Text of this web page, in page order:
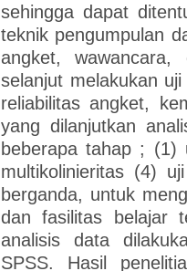
sehingga dapat
teknik pengumpulan
angket, wawancara,
selanjut melakukan
reliabilitas angket,
yang dilanjutkan
beberapa tahap ; (1)
multikolinieritas (4)
berganda, untuk
dan fasilitas belajar
analisis data
SPSS. Hasil